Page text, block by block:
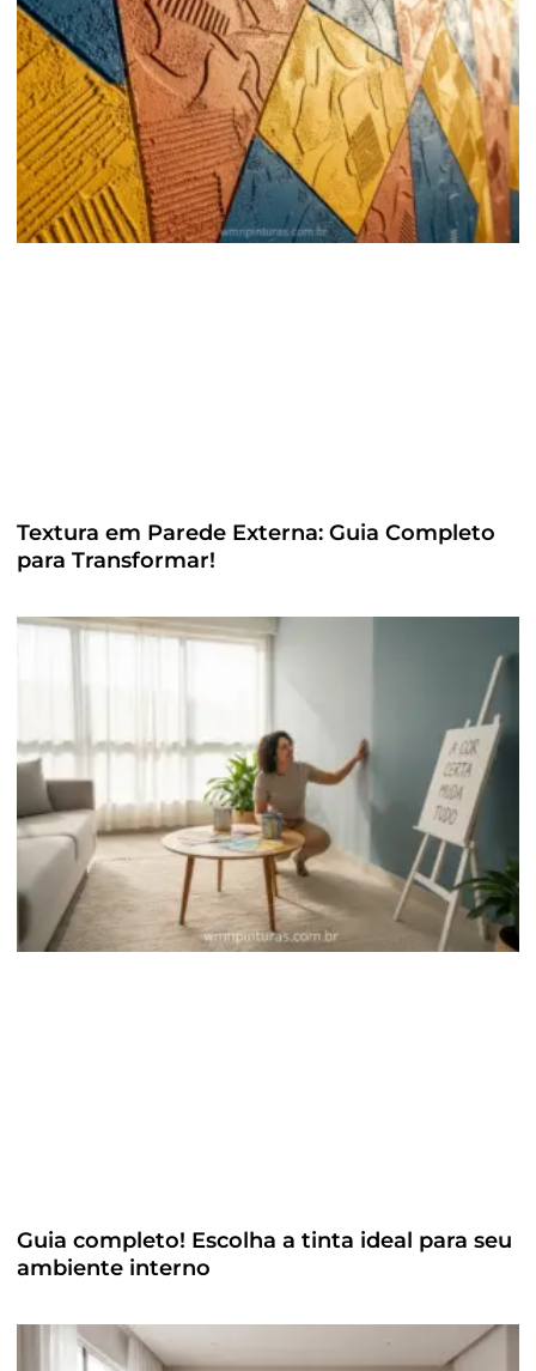
Textura em Parede Externa: Guia Completo
para Transformar!
Guia completo! Escolha a tinta ideal para seu
ambiente interno